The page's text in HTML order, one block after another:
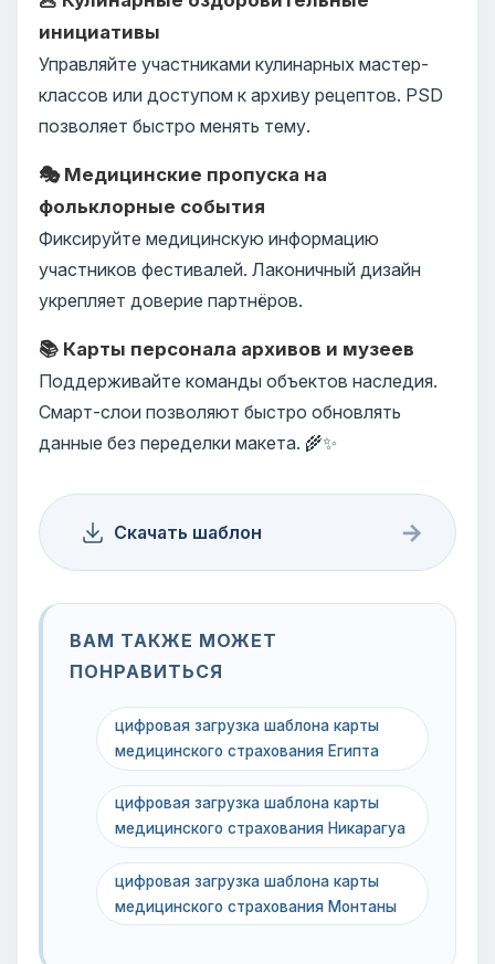
инициативы
Управляйте участниками кулинарных мастер-
классов или доступом к архиву рецептов. PSD
позволяет быстро менять тему.
🎭 Медицинские пропуска на
фольклорные события
Фиксируйте медицинскую информацию
участников фестивалей. Лаконичный дизайн
укрепляет доверие партнёров.
📚 Карты персонала архивов и музеев
Поддерживайте команды объектов наследия.
Смарт-слои позволяют быстро обновлять
данные без переделки макета. 🌾✨
Скачать шаблон →
ВАМ ТАКЖЕ МОЖЕТ
ПОНРАВИТЬСЯ
цифровая загрузка шаблона карты
медицинского страхования Египта
цифровая загрузка шаблона карты
медицинского страхования Никарагуа
цифровая загрузка шаблона карты
медицинского страхования Монтаны